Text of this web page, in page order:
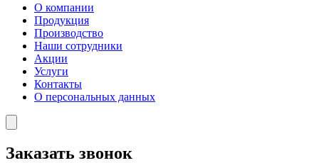
О компании
Продукция
Производство
Наши сотрудники
Акции
Услуги
Контакты
О персональных данных
Заказать звонок